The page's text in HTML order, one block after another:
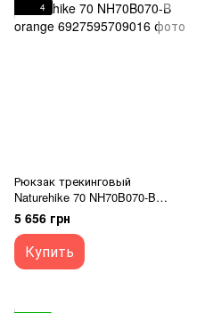
4
Рюкзак трекинговый
Naturehike 70 NH70B070-B
orange
5 656 грн
Купить